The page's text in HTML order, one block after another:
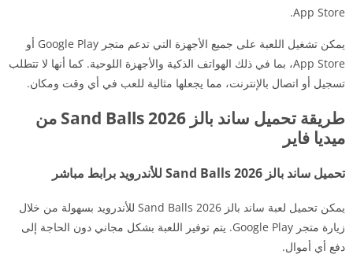
App Store.
يمكن تشغيل اللعبة على جميع الأجهزة التي تدعم متجر Google Play أو
App Store، بما في ذلك الهواتف الذكية والأجهزة اللوحية. كما أنها لا تتطلب
تسجيل أو اتصال بالإنترنت، مما يجعلها مثالية للعب في أي وقت ومكان.
طريقة تحميل ساند بالز Sand Balls 2026 من
ميديا فاير
تحميل ساند بالز Sand Balls 2026 للأندرويد برابط مباشر
يمكن تحميل لعبة ساند بالز Sand Balls 2026 للأندرويد بسهولة من خلال
زيارة متجر Google Play. يتم توفير اللعبة بشكل مجاني دون الحاجة إلى
دفع أي أموال.